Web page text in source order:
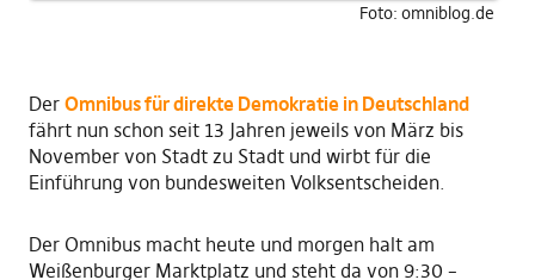
Foto: omniblog.de
Der Omnibus für direkte Demokratie in Deutschland
fährt nun schon seit 13 Jahren jeweils von März bis
November von Stadt zu Stadt und wirbt für die
Einführung von bundesweiten Volksentscheiden.
Der Omnibus macht heute und morgen halt am
Weißenburger Marktplatz und steht da von 9:30 –